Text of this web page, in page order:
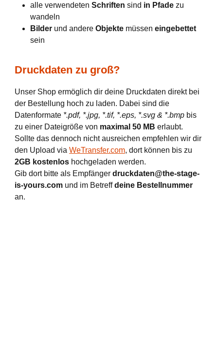
alle verwendeten Schriften sind in Pfade zu
wandeln
Bilder und andere Objekte müssen eingebettet
sein
Druckdaten zu groß?
Unser Shop ermöglich dir deine Druckdaten direkt bei
der Bestellung hoch zu laden. Dabei sind die
Datenformate *.pdf, *.jpg, *.tif, *.eps, *.svg & *.bmp bis
zu einer Dateigröße von maximal 50 MB erlaubt.
Sollte das dennoch nicht ausreichen empfehlen wir dir
den Upload via WeTransfer.com, dort können bis zu
2GB kostenlos hochgeladen werden.
Gib dort bitte als Empfänger druckdaten@the-stage-
is-yours.com und im Betreffdeine Bestellnummer
an.